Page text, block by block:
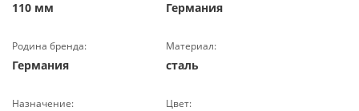
110 мм Германия
Родина бренда:
Германия
Материал:
сталь
Назначение: Цвет: